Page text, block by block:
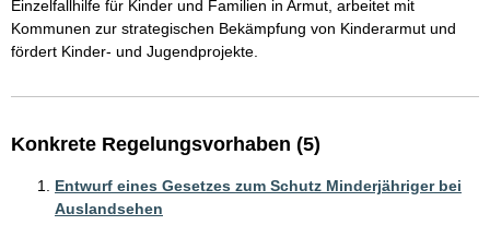
Einzelfallhilfe für Kinder und Familien in Armut, arbeitet mit
Kommunen zur strategischen Bekämpfung von Kinderarmut und
fördert Kinder- und Jugendprojekte.
Konkrete Regelungsvorhaben (5)
Entwurf eines Gesetzes zum Schutz Minderjähriger bei
Auslandsehen